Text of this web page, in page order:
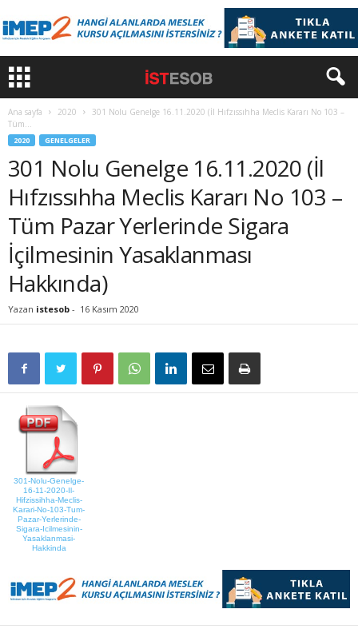
Ana sayfa 2020
301 Nolu Genelge 16.11.2020 (İl Hıfzıssıhha Meclis Kararı No 103 –
Tüm...
2020 GENELGELER
301 Nolu Genelge 16.11.2020 (İl
Hıfzıssıhha Meclis Kararı No 103 –
Tüm Pazar Yerlerinde Sigara
İçilmesinin Yasaklanması
Hakkında)
Yazan istesob - 16 Kasım 2020
301-Nolu-Genelge-
16-11-2020-Il-
Hifzissihha-Meclis-
Karari-No-103-Tum-
Pazar-Yerlerinde-
Sigara-Icilmesinin-
Yasaklanmasi-
Hakkinda